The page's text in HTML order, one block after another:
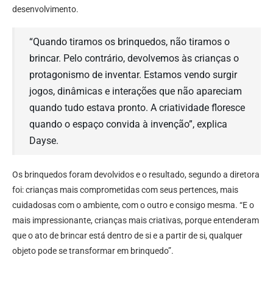
desenvolvimento.
“Quando tiramos os brinquedos, não tiramos o
brincar. Pelo contrário, devolvemos às crianças o
protagonismo de inventar. Estamos vendo surgir
jogos, dinâmicas e interações que não apareciam
quando tudo estava pronto. A criatividade floresce
quando o espaço convida à invenção”, explica
Dayse.
Os brinquedos foram devolvidos e o resultado, segundo a diretora
foi: crianças mais comprometidas com seus pertences, mais
cuidadosas com o ambiente, com o outro e consigo mesma. “E o
mais impressionante, crianças mais criativas, porque entenderam
que o ato de brincar está dentro de si e a partir de si, qualquer
objeto pode se transformar em brinquedo”.